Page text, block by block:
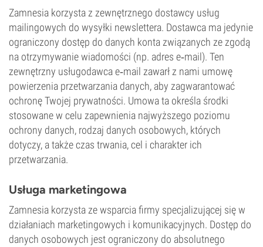
Zamnesia korzysta z zewnętrznego dostawcy usług
mailingowych do wysyłki newslettera. Dostawca ma jedynie
ograniczony dostęp do danych konta związanych ze zgodą
na otrzymywanie wiadomości (np. adres e‑mail). Ten
zewnętrzny usługodawca e‑mail zawarł z nami umowę
powierzenia przetwarzania danych, aby zagwarantować
ochronę Twojej prywatności. Umowa ta określa środki
stosowane w celu zapewnienia najwyższego poziomu
ochrony danych, rodzaj danych osobowych, których
dotyczy, a także czas trwania, cel i charakter ich
przetwarzania.
Usługa marketingowa
Zamnesia korzysta ze wsparcia firmy specjalizującej się w
działaniach marketingowych i komunikacyjnych. Dostęp do
danych osobowych jest ograniczony do absolutnego